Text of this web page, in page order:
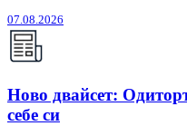
07.08.2026
Ново двайсет:
себе си